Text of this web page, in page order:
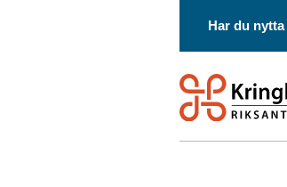
Har du